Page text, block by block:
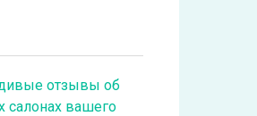
отзывы об
салонах вашего